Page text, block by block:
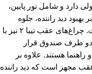
دارد و شامل نور پایین،
دید راننده، جلوه
ظاهری جذاب‌تری به خودرو بخشیده است. چراغ‌های عقب تیبا ۲ نیز با
طرف صندوق قرار
هستند. علاوه بر
و عقب مجهز است که دید راننده